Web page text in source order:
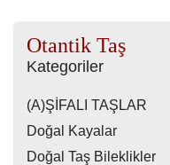
Otantik Taş
Kategoriler
(A)ŞİFALI TAŞLAR
Doğal Kayalar
Doğal Taş Bileklikler